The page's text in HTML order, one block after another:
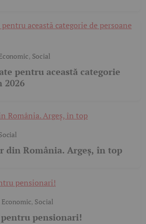
, Social
pentru această categorie
2026
din România. Argeș, în top
Economic, Social
pensionari!